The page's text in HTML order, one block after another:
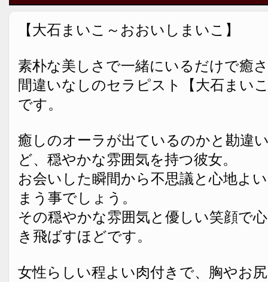
【大石まいこ～おおいしまいこ】
素朴な美しさで一緒にいるだけで癒
間違いなしのセラピスト【大石まい
です。
癒しのオーラが出ているのかと勘違
ど、穏やかな雰囲気を持つ彼女。
お会いした瞬間から不思議と心地よ
まう事でしょう。
その穏やかな雰囲気と優しい笑顔で
き飛ばすほどです。
女性らしい程よい肉付きで、胸やお